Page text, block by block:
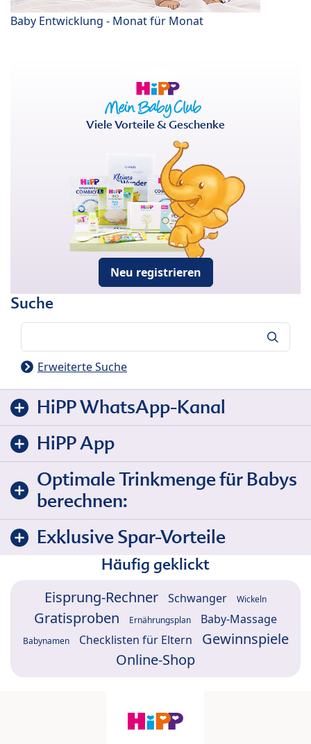
Baby Entwicklung - Monat für Monat
Viele Vorteile & Geschenke
Neu registrieren
Suche
Erweiterte Suche
HiPP WhatsApp-Kanal
HiPP App
Optimale Trinkmenge für Babys
berechnen:
Exklusive Spar-Vorteile
Häufig geklickt
Eisprung-Rechner Schwanger Wickeln
Gratisproben Ernährungsplan Baby-Massage
Babynamen Checklisten für Eltern
Gewinnspiele
Online-Shop